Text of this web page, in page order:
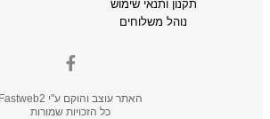
תקנון ותנאי שימוש
נוהל משלוחים
האתר עוצב והוקם ע"י Fastweb2
כל הזכויות שמורות